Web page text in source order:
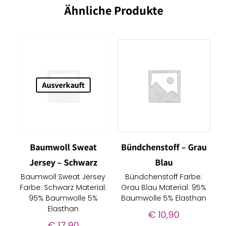
Ähnliche Produkte
Ausverkauft
Baumwoll Sweat
Jersey – Schwarz
Baumwoll Sweat Jersey
Farbe: Schwarz Material:
95% Baumwolle 5%
Elasthan
Bündchenstoff – Grau
Blau
Bündchenstoff Farbe:
Grau Blau Material: 95%
Baumwolle 5% Elasthan
€ 10,90